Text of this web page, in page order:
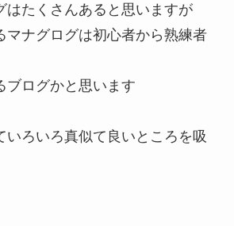
はたくさんあると思いますが
マナグログは初心者から熟練者
ブログかと思います
いろいろ真似て良いところを吸